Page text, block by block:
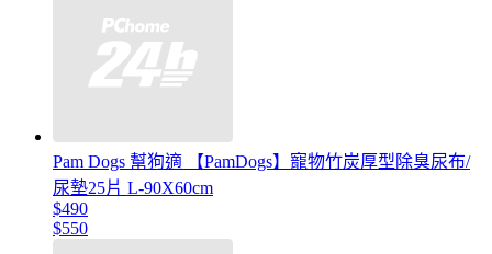
Pam Dogs 幫狗適 【PamDogs】寵物竹炭厚型除臭尿布/
尿墊25片 L-90X60cm
$490
$550